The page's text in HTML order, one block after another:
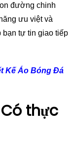
đường chinh
ưu việt và
bạn tự tin giao tiếp
Kế Áo Bóng Đá
Có thực